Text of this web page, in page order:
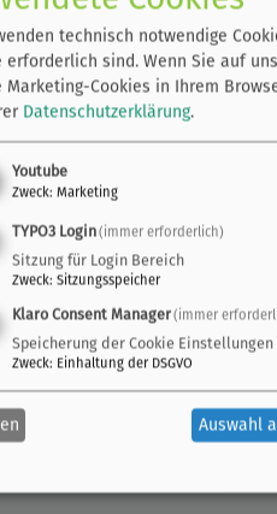
gefördert und
technisch notwendige
erforderlich sind. Wenn Sie auf
Marketing-Cookies in Ihrem
Datenschutzerklärung.
Youtube
Zweck: Marketing
TYPO3 Login(immer erforderlich)
Sitzung für Login Bereich
Zweck: Sitzungsspeicher
Klaro Consent Manager(immer
Speicherung der Cookie Einstellungen
Zweck: Einhaltung der DSGVO
Auswahl